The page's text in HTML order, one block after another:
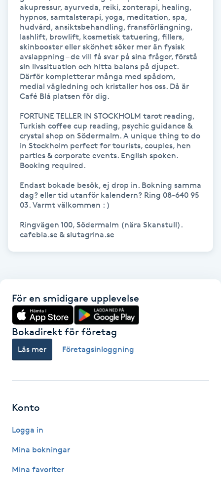
Herrklippning
HIFU
Hollywood Peel
Hot Stone Massage
Hot yoga
Hudföryngring
Huduppstramning
Hudvård
Hyaluronsyra
Hårborttagning
Hårbottenbehandling
Hälsprickor
akupressur, ayurveda, reiki, zonterapi, healing,
hypnos, samtalsterapi, yoga, meditation, spa,
hudvård, ansiktsbehandling, fransförlängning,
lashlift, browlift, kosmetisk tatuering, fillers,
skinbooster eller skönhet söker mer än fysisk
avslappning – de vill få svar på sina frågor, förstå
sin livssituation och hitta balans på djupet.
Därför kompletterar många med spådom,
medial vägledning och kristaller hos oss. Då är
Café Blå platsen för dig.
FORTUNE TELLER IN STOCKHOLM tarot reading,
Turkish coffee cup reading, psychic guidance &
crystal shop on Södermalm. A unique thing to do
in Stockholm perfect for tourists, couples, hen
parties & corporate events. English spoken.
Booking required.
Endast bokade besök, ej drop in. Bokning samma
dag? eller tid utanför kalendern? Ring 08-640 95
03. Varmt välkommen : )
Ringvägen 100, Södermalm (nära Skanstull).
För en smidigare upplevelse
Bokadirekt för företag
Läs mer Företagsinloggning
Konto
Logga in
Mina bokningar
Mina favoriter